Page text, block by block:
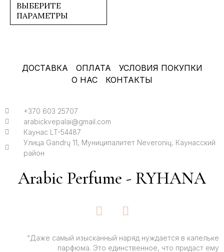
ВЫБЕРИТЕ
ПАРАМЕТРЫ
ДОСТАВКА ОПЛАТА
УСЛОВИЯ ПОКУПКИ
О НАС
КОНТАКТЫ
+370 603 25707
arabickvepalai@gmail.com
Каунас LT-54487
Улица Gandrų 11, Муниципалитет Neveronių, Каунасский
район
Arabic Perfume - RYHANA
F
a
e
I
n
t
“Даже самый изысканный наряд нуждается в капельке
парфюма. Это единственное, что придаст ему